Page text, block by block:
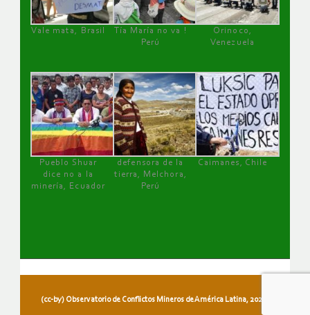
Vale mata, Brasil
Tía María no va !
Perú
Orinoco,
Venezuela
Pueblo Shuar
dice no a la
minería, Ecuador
defensora de la
tierra, Melchora,
Perú
Caimanes, Chile
(cc-by) Observatorio de Conflictos Mineros de América Latina, 2026